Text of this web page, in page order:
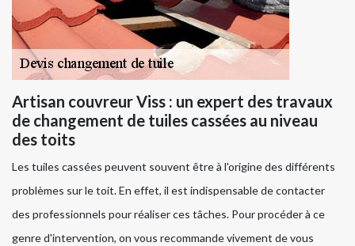
Artisan couvreur Viss : un expert des travaux
de changement de tuiles cassées au niveau
des toits
Les tuiles cassées peuvent souvent être à l'origine des différents
problèmes sur le toit. En effet, il est indispensable de contacter
des professionnels pour réaliser ces tâches. Pour procéder à ce
genre d'intervention, on vous recommande vivement de vous